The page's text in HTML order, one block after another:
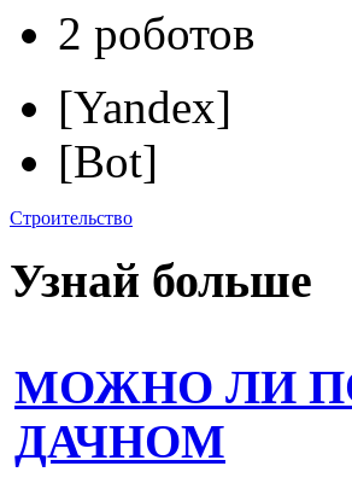
2 роботов
[Yandex]
[Bot]
Строительство
Узнай больше
МОЖНО ЛИ
ДАЧНОМ